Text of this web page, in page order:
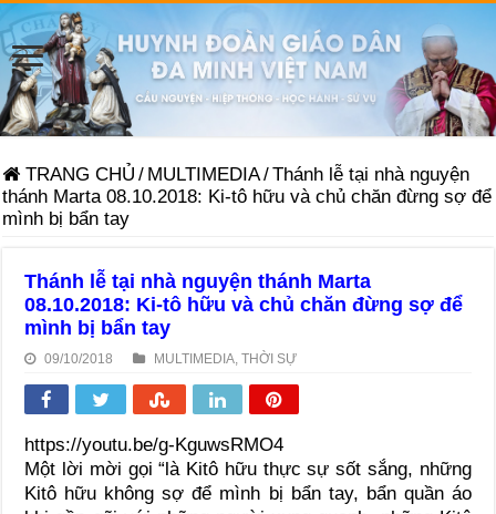
TRANG CHỦ / MULTIMEDIA/Thánh lễ tại nhà nguyện
thánh Marta 08.10.2018: Ki-tô hữu và chủ chăn đừng sợ để
mình bị bẩn tay
Thánh lễ tại nhà nguyện thánh Marta
08.10.2018: Ki-tô hữu và chủ chăn đừng sợ để
mình bị bẩn tay
09/10/2018 MULTIMEDIA ,THỜI SỰ
https://youtu.be/g-KguwsRMO4
Một lời mời gọi “là Kitô hữu thực sự sốt sắng, những
Kitô hữu không sợ để mình bị bẩn tay, bẩn quần áo